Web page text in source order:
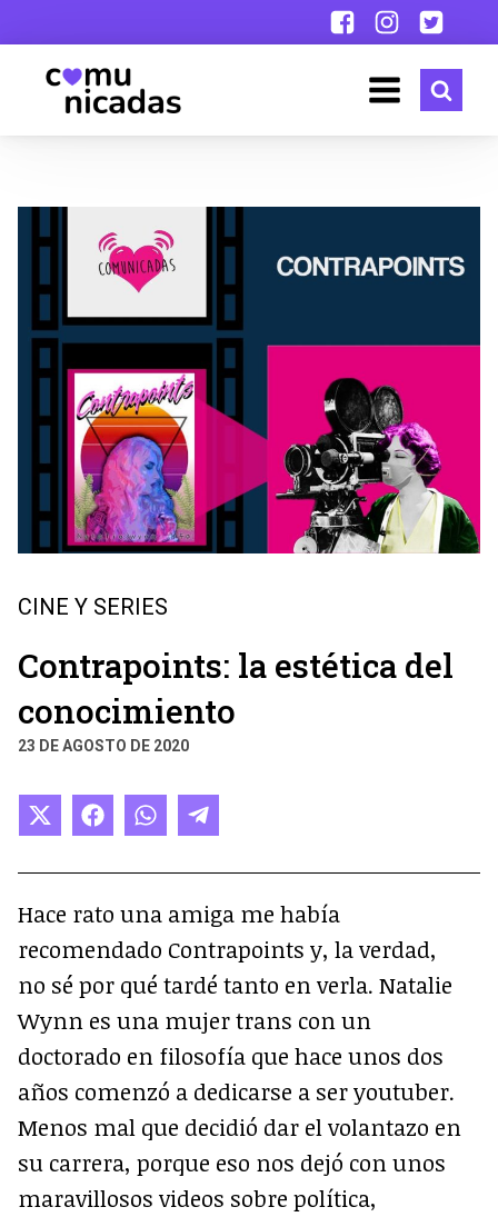
CINE Y SERIES
Contrapoints: la estética del
conocimiento
23 DE AGOSTO DE 2020
Compartir
X
Compartir
Facebook
Compartir
WhatsApp
Compartir
Telegram
Hace rato una amiga me había
recomendado Contrapoints y, la verdad,
no sé por qué tardé tanto en verla. Natalie
Wynn es una mujer trans con un
doctorado en filosofía que hace unos dos
años comenzó a dedicarse a ser youtuber.
Menos mal que decidió dar el volantazo en
su carrera, porque eso nos dejó con unos
maravillosos videos sobre política,